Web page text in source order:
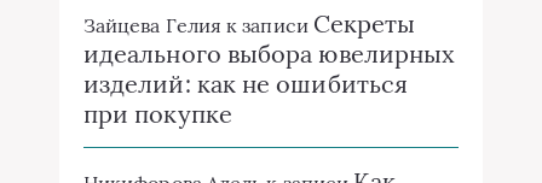
Зайцева Гелия к записи Секреты
идеального выбора ювелирных
изделий: как не ошибиться
при покупке